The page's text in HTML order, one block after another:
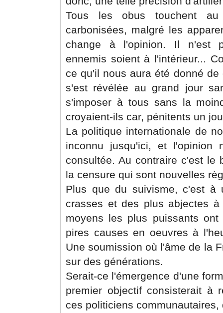
Tous les obus touchent
carbonisées, malgré les
change à l'opinion. Il n'est
ennemis soient à l'intérieur...
ce qu'il nous aura été donné
s'est révélée au grand jour
s'imposer à tous sans la
croyaient-ils car, pénitents un
La politique internationale de
inconnu jusqu'ici, et
consultée. Au contraire c'est le
la censure qui sont nouvelles
Plus que du suivisme, c'est à
crasses et des plus abjectes
moyens les plus puissants
pires causes en oeuvres à
Une soumission où l'âme de la
sur des générations.
Serait-ce l'émergence d'une
premier objectif consisterait à
ces politiciens